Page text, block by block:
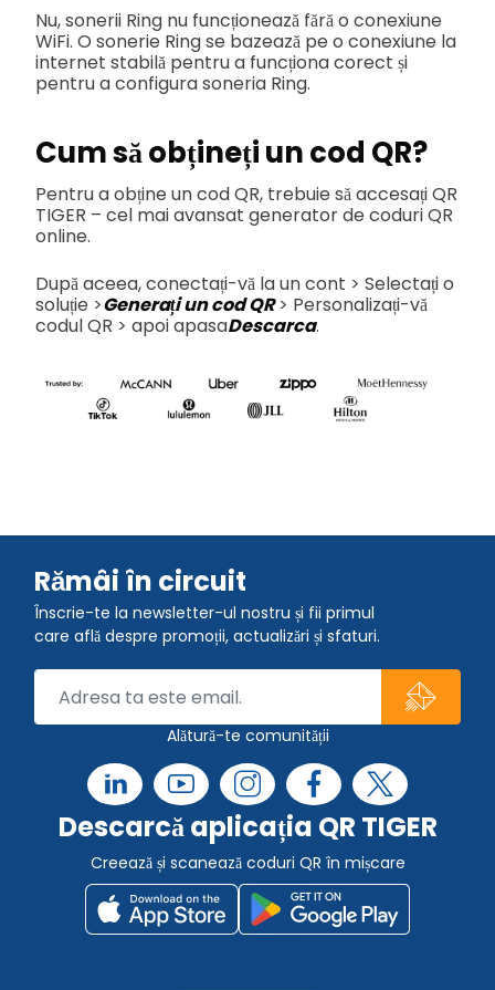
Nu, sonerii Ring nu funcționează fără o conexiune
WiFi. O sonerie Ring se bazează pe o conexiune la
internet stabilă pentru a funcționa corect și
pentru a configura soneria Ring.
Cum să obțineți un cod QR?
Pentru a obține un cod QR, trebuie să accesați QR
TIGER – cel mai avansat generator de coduri QR
online.
După aceea, conectați-vă la un cont > Selectați o
soluție >Generați un cod QR> Personalizați-vă
codul QR > apoi apasaDescarca.
Rămâi în circuit
Înscrie-te la newsletter-ul nostru și fii primul
care află despre promoții, actualizări și sfaturi.
Alătură-te comunității
Descarcă aplicația QR TIGER
Creează și scanează coduri QR în mișcare